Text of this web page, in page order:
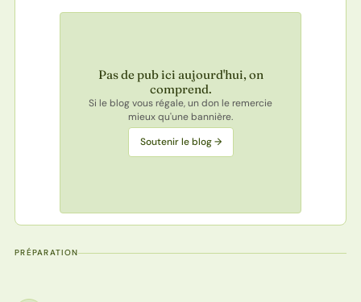
Pas de pub ici aujourd'hui, on
comprend.
Si le blog vous régale, un don le remercie
mieux qu'une bannière.
Soutenir le blog →
PRÉPARATION